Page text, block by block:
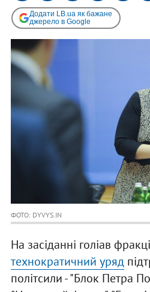
Додати LB.ua як бажане
джерело в Google
ФОТО: DYVYS.IN
На засіданні голіав
технократичний уряд
політсили - "Блок Петра